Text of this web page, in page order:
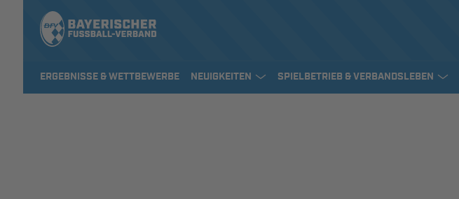
ERGEBNISSE & WETTBEWERBE NEUIGKEITEN SPIELBETRIEB & VERBANDSLEBEN